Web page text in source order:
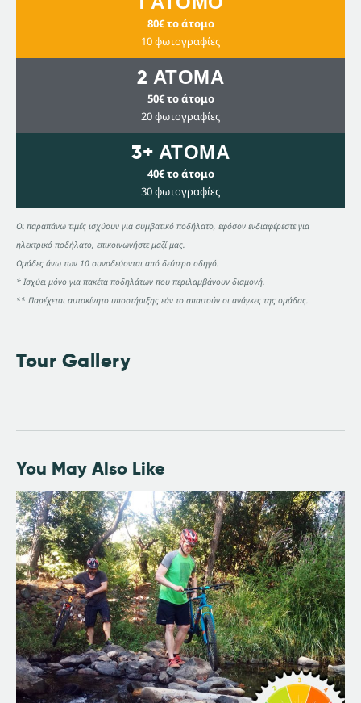
80€ το άτομο
10 φωτογραφίες
2 ΑΤΟΜΑ
50€ το άτομο
20 φωτογραφίες
3+ ΑΤΟΜΑ
40€ το άτομο
30 φωτογραφίες
Οι παραπάνω τιμές ισχύουν για συμβατικό ποδήλατο, εφόσον ενδιαφέρεστε για
ηλεκτρικό ποδήλατο, επικοινωνήστε μαζί μας.
Ομάδες άνω των 10 συνοδεύονται από δεύτερο οδηγό.
* Ισχύει μόνο για πακέτα ποδηλάτων που περιλαμβάνουν διαμονή.
** Παρέχεται αυτοκίνητο υποστήριξης εάν το απαιτούν οι ανάγκες της ομάδας.
Tour Gallery
You May Also Like